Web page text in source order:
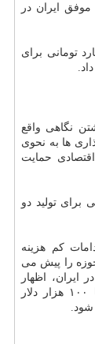
ایران در
تهران از صرف هزینه ۴۰۰ میلیارد تومانی برای
نگاهی واقع
ها به نحوی
حمایت
برای تولید دو
كم هزینه
حوزه را پیش می
ایران، اظهار
داشت: حداقل هزینه پیوند در ارزان ترین كشورها ۱۰۰ هزار دلار